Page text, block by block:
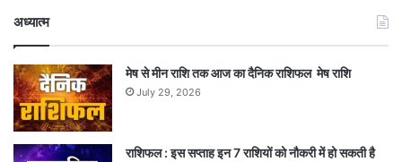
अध्यात्म
मेष से मीन राशि तक आज का दैनिक राशिफल मेष राशि
July 29, 2026
राशिफल : इस सप्ताह इन 7 राशियों को नौकरी में हो सकती है